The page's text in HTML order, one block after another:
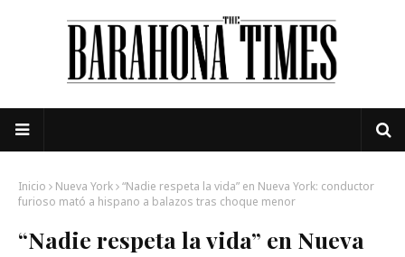
Inicio Nueva York “Nadie respeta la vida” en Nueva York: conductor
furioso mató a hispano a balazos tras choque menor
“Nadie respeta la vida” en Nueva